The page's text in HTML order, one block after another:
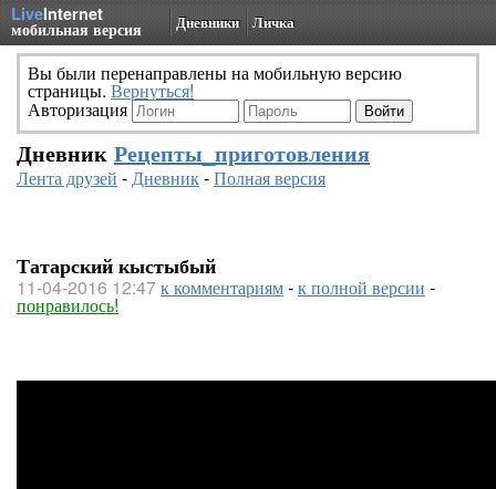
LiveInternet
мобильная версия Дневники Личка
Вы были перенаправлены на мобильную версию
страницы. Вернуться!
Авторизация
Дневник Рецепты_приготовления
Лента друзей -Дневник-Полная версия
Татарский кыстыбый
11-04-2016 12:47к комментариям-к полной версии -
понравилось!